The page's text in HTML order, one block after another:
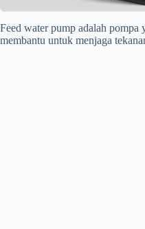
Feed water pump adalah
membantu untuk menjaga